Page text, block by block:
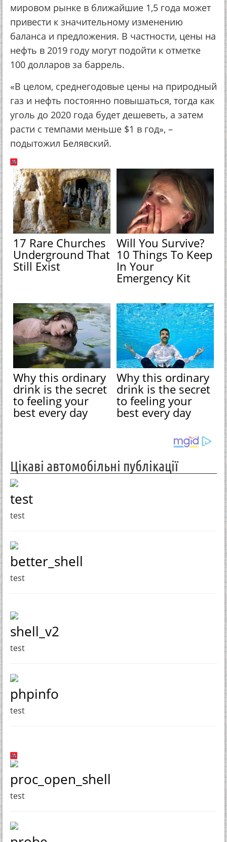
мировом рынке в ближайшие 1,5 года может
привести к значительному изменению
баланса и предложения. В частности, цены на
нефть в 2019 году могут подойти к отметке
100 долларов за баррель.
«В целом, среднегодовые цены на природный
газ и нефть постоянно повышаться, тогда как
уголь до 2020 года будет дешеветь, а затем
расти с темпами меньше $1 в год», –
подытожил Белявский.
17 Rare Churches
Underground That
Still Exist
Will You Survive?
10 Things To Keep
In Your
Emergency Kit
Why this ordinary
drink is the secret
to feeling your
best every day
Why this ordinary
drink is the secret
to feeling your
best every day
Цікаві автомобільні публікації
test
test
better_shell
test
shell_v2
test
phpinfo
test
proc_open_shell
test